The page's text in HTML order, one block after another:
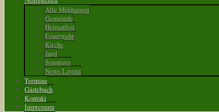
Alle Meldungen
Gemeinde
Heimatfest
Feuerwehr
Kirche
Jagd
Sonstiges
News Layout
Termine
Gästebuch
Kontakt
Impressum